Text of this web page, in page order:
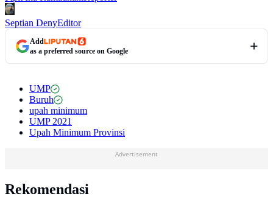
Septian DenyEditor
Add
as a preferred source on Google
UMP
Buruh
upah minimum
UMP 2021
Upah Minimum Provinsi
Advertisement
Rekomendasi